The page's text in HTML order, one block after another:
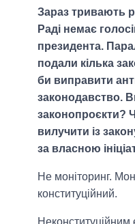
Зараз тривають
Раді немає
президента.
подали кілька
би виправити
законодавство.
законопроєкти?
вилучити із
за власною
Не моніторинг.
конституційний.
Неконституційним